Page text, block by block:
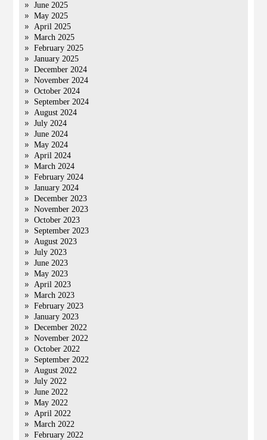
June 2025
May 2025
April 2025
March 2025
February 2025
January 2025
December 2024
November 2024
October 2024
September 2024
August 2024
July 2024
June 2024
May 2024
April 2024
March 2024
February 2024
January 2024
December 2023
November 2023
October 2023
September 2023
August 2023
July 2023
June 2023
May 2023
April 2023
March 2023
February 2023
January 2023
December 2022
November 2022
October 2022
September 2022
August 2022
July 2022
June 2022
May 2022
April 2022
March 2022
February 2022